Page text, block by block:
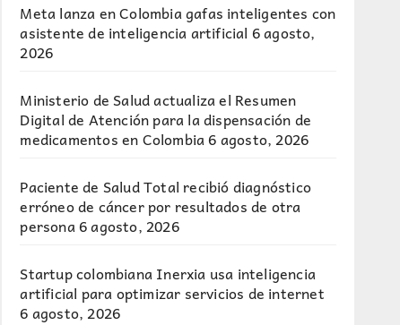
Meta lanza en Colombia gafas inteligentes con
asistente de inteligencia artificial 6 agosto,
2026
Ministerio de Salud actualiza el Resumen
Digital de Atención para la dispensación de
medicamentos en Colombia6 agosto, 2026
Paciente de Salud Total recibió diagnóstico
erróneo de cáncer por resultados de otra
persona6 agosto, 2026
Startup colombiana Inerxia usa inteligencia
artificial para optimizar servicios de internet
6 agosto, 2026